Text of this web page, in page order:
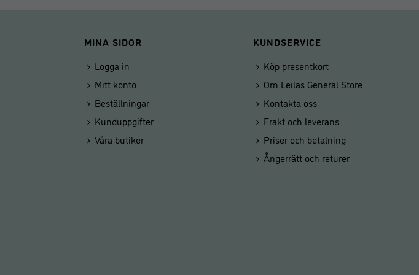
MINA SIDOR
Logga in
Mitt konto
Beställningar
Kunduppgifter
Våra butiker
KUNDSERVICE
Köp presentkort
Om Leilas General Store
Kontakta oss
Frakt och leverans
Priser och betalning
Ångerrätt och returer